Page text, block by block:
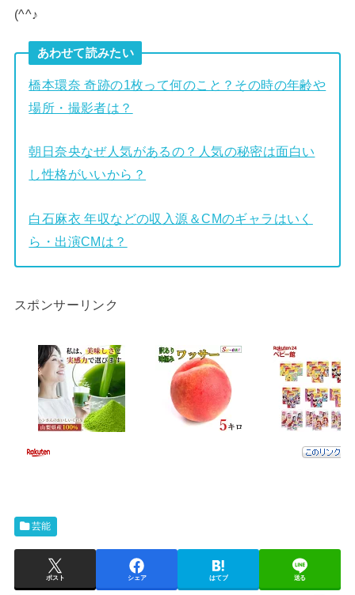
(^^♪
あわせて読みたい
橋本環奈 奇跡の1枚って何のこと？その時の年齢や
場所・撮影者は？
朝日奈央なぜ人気があるの？人気の秘密は面白い
し性格がいいから？
白石麻衣 年収などの収入源＆CMのギャラはいく
ら・出演CMは？
スポンサーリンク
芸能
ポスト シェア はてブ 送る